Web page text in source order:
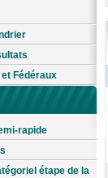
Fédéraux
rapide
étape de la